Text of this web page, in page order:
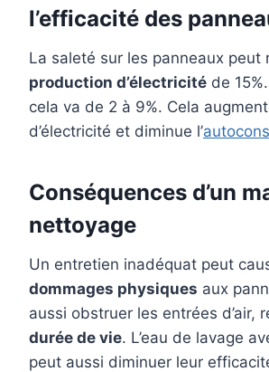
l’efficacité des
La saleté sur les panneaux peut
production d’électricité de
cela va de 2 à 9%. Cela
d’électricité et diminue l’
Conséquences d’un
nettoyage
Un entretien inadéquat peut
dommages physiques aux
aussi obstruer les entrées d’air,
durée de vie. L’eau de lavage
peut aussi diminuer leur